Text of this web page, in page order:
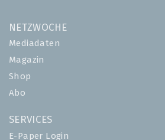
NETZWOCHE
Mediadaten
Magazin
Shop
Abo
SERVICES
E-Paper Login